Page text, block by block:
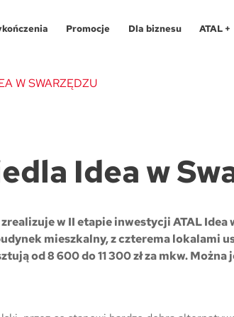
Śląska
Katowice
Gliwice
Poznań
Pakiety
Promocje
Kraków
Poznań / Swarzędz
Szczecin
Dla biznesu
Lokale
Mapa
ATAL +
Dla
W SWARZĘDZU
Idea w
w II etapie inwestycji ATAL Idea
mieszkalny, z czterema lokalami
od 8 600 do 11 300 zł za mkw. Można